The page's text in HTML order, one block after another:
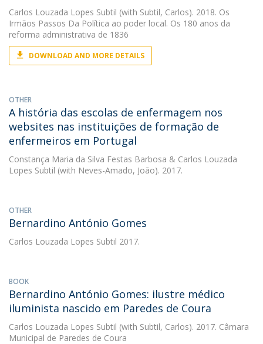
Carlos Louzada Lopes Subtil (with Subtil, Carlos). 2018. Os
Irmãos Passos Da Política ao poder local. Os 180 anos da
reforma administrativa de 1836
DOWNLOAD AND MORE DETAILS
OTHER
A história das escolas de enfermagem nos
websites nas instituições de formação de
enfermeiros em Portugal
Constança Maria da Silva Festas Barbosa & Carlos Louzada
Lopes Subtil (with Neves-Amado, João). 2017.
OTHER
Bernardino António Gomes
Carlos Louzada Lopes Subtil 2017.
BOOK
Bernardino António Gomes: ilustre médico
iluminista nascido em Paredes de Coura
Carlos Louzada Lopes Subtil (with Subtil, Carlos). 2017. Câmara
Municipal de Paredes de Coura